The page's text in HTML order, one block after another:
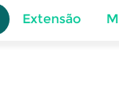
Extensão